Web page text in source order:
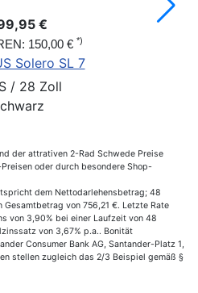
€
150,00 € *)
Solero SL 7
/ 28 Zoll
der attrativen 2-Rad Schwede Preise
oder durch besondere Shop-
dem Nettodarlehensbetrag; 48
Gesamtbetrag von 756,21 €. Letzte Rate
von 3,90% bei einer Laufzeit von 48
von 3,67% p.a.. Bonität
Consumer Bank AG, Santander-Platz 1,
stellen zugleich das 2/3 Beispiel gemäß §